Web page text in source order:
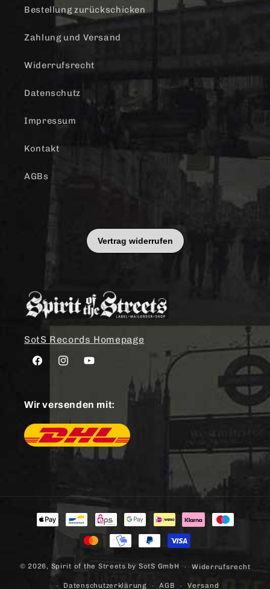
Bestellung zurückschicken
Zahlung und Versand
Widerrufsrecht
Datenschutz
Impressum
Kontakt
AGBs
SotS Records Homepage
FacebookInstagramYouTube
Wir versenden mit:
Zahlungsmethoden
© 2026, Spirit of the Streets by SotS GmbH Widerrufsrecht
Datenschutzerklärung AGB Versand